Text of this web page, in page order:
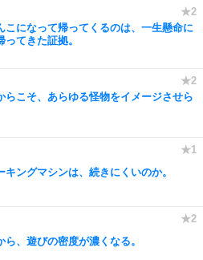
こになって帰ってくるのは、一生懸命に
てきた証拠。
らこそ、あらゆる怪物をイメージさせら
キングマシンは、続きにくいのか。
ら、遊びの密度が濃くなる。